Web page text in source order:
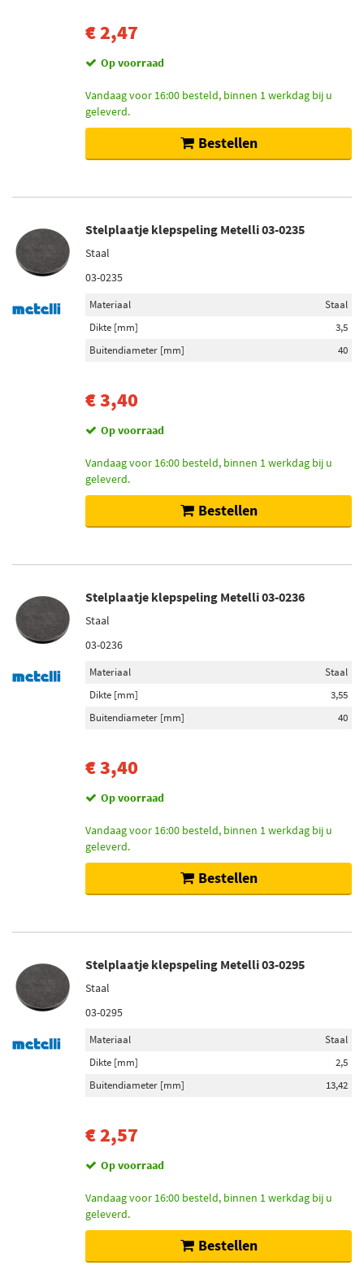
€ 2,47
Op voorraad
Vandaag voor 16:00 besteld, binnen 1 werkdag bij u
geleverd.
Bestellen
Stelplaatje klepspeling Metelli 03-0235
Staal
03-0235
Materiaal
Staal
Dikte [mm]
3,5
Buitendiameter [mm]
40
€ 3,40
Op voorraad
Vandaag voor 16:00 besteld, binnen 1 werkdag bij u
geleverd.
Bestellen
Stelplaatje klepspeling Metelli 03-0236
Staal
03-0236
Materiaal
Staal
Dikte [mm]
3,55
Buitendiameter [mm]
40
€ 3,40
Op voorraad
Vandaag voor 16:00 besteld, binnen 1 werkdag bij u
geleverd.
Bestellen
Stelplaatje klepspeling Metelli 03-0295
Staal
03-0295
Materiaal
Staal
Dikte [mm]
2,5
Buitendiameter [mm]
13,42
€ 2,57
Op voorraad
Vandaag voor 16:00 besteld, binnen 1 werkdag bij u
geleverd.
Bestellen